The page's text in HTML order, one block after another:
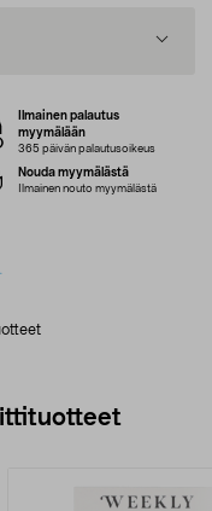
Ilmainen palautus
myymälään
365 päivän palautusoikeus
Nouda myymälästä
Ilmainen nouto myymälästä